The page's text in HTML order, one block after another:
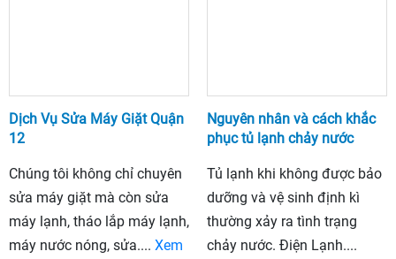
Dịch Vụ Sửa Máy Giặt Quận
12
Chúng tôi không chỉ chuyên
sửa máy giặt mà còn sửa
máy lạnh, tháo lắp máy lạnh,
máy nước nóng, sửa.... Xem
Nguyên nhân và cách khắc
phục tủ lạnh chảy nước
Tủ lạnh khi không được bảo
dưỡng và vệ sinh định kì
thường xảy ra tình trạng
chảy nước. Điện Lạnh....